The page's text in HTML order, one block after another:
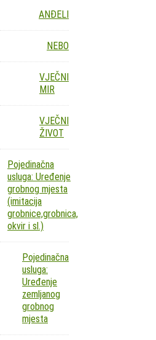
ANĐELI
NEBO
VJEČNI
MIR
VJEČNI
ŽIVOT
Pojedinačna
usluga: Uređenje
grobnog mjesta
(imitacija
grobnice,grobnica,
okvir i sl.)
Pojedinačna
usluga:
Uređenje
zemljanog
grobnog
mjesta